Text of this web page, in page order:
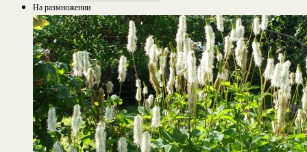
На размножении